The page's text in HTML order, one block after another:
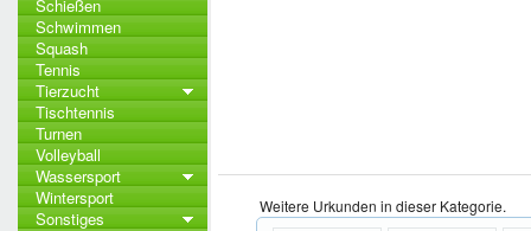
Schießen
Schwimmen
Squash
Tennis
Tierzucht
Tischtennis
Turnen
Volleyball
Wassersport
Wintersport
Sonstiges
Weitere Urkunden in dieser Kategorie.